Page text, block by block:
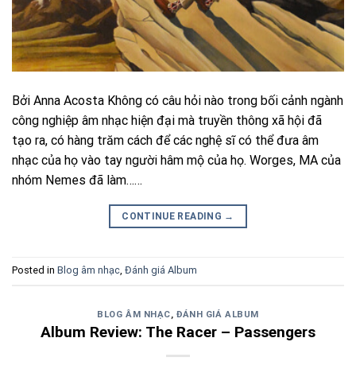
Bởi Anna Acosta Không có câu hỏi nào trong bối cảnh ngành
công nghiệp âm nhạc hiện đại mà truyền thông xã hội đã
tạo ra, có hàng trăm cách để các nghệ sĩ có thể đưa âm
nhạc của họ vào tay người hâm mộ của họ. Worges, MA của
nhóm Nemes đã làm……
CONTINUE READING →
Posted in Blog âm nhạc, Đánh giá Album
BLOG ÂM NHẠC, ĐÁNH GIÁ ALBUM
Album Review: The Racer – Passengers